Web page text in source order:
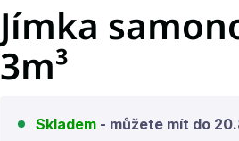
Jímka
3m³
Skladem - můžete mít do